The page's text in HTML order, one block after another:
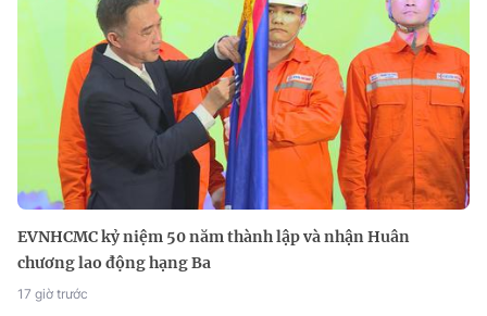
EVNHCMC kỷ niệm 50 năm thành lập và nhận Huân
chương lao động hạng Ba
17 giờ trước